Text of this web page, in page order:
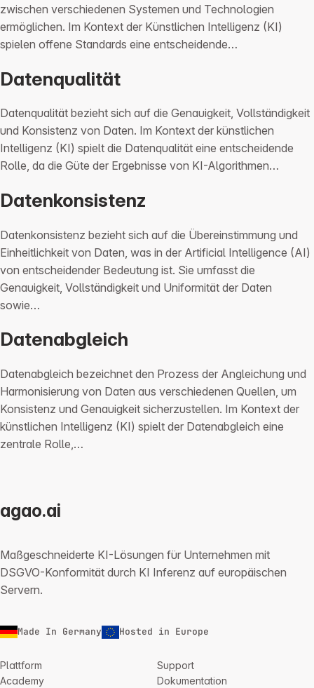
zwischen verschiedenen Systemen und Technologien
ermöglichen. Im Kontext der Künstlichen Intelligenz (KI)
spielen offene Standards eine entscheidende…
Datenqualität
Datenqualität bezieht sich auf die Genauigkeit, Vollständigkeit
und Konsistenz von Daten. Im Kontext der künstlichen
Intelligenz (KI) spielt die Datenqualität eine entscheidende
Rolle, da die Güte der Ergebnisse von KI-Algorithmen…
Datenkonsistenz
Datenkonsistenz bezieht sich auf die Übereinstimmung und
Einheitlichkeit von Daten, was in der Artificial Intelligence (AI)
von entscheidender Bedeutung ist. Sie umfasst die
Genauigkeit, Vollständigkeit und Uniformität der Daten
sowie…
Datenabgleich
Datenabgleich bezeichnet den Prozess der Angleichung und
Harmonisierung von Daten aus verschiedenen Quellen, um
Konsistenz und Genauigkeit sicherzustellen. Im Kontext der
künstlichen Intelligenz (KI) spielt der Datenabgleich eine
zentrale Rolle,…
agao.ai
Maßgeschneiderte KI-Lösungen für Unternehmen mit
DSGVO-Konformität durch KI Inferenz auf europäischen
Servern.
Made In Germany Hosted in Europe
Plattform
Academy
Support
Dokumentation